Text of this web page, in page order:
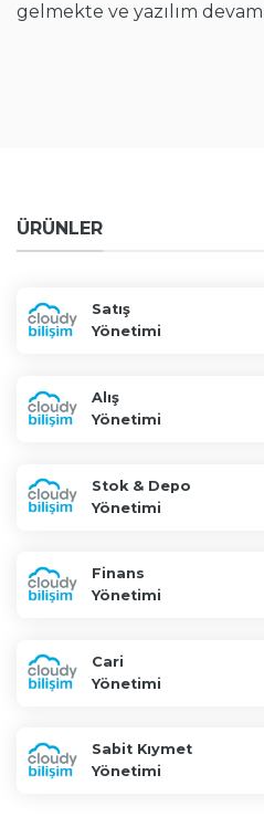
gelmekte ve yazılım
ÜRÜNLER
Satış
Yönetimi
Alış
Yönetimi
Stok & Depo
Yönetimi
Finans
Yönetimi
Cari
Yönetimi
Sabit Kıymet
Yönetimi